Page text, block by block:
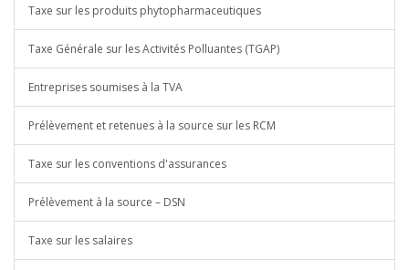
Taxe sur les produits phytopharmaceutiques
Taxe Générale sur les Activités Polluantes (TGAP)
Entreprises soumises à la TVA
Prélèvement et retenues à la source sur les RCM
Taxe sur les conventions d'assurances
Prélèvement à la source – DSN
Taxe sur les salaires